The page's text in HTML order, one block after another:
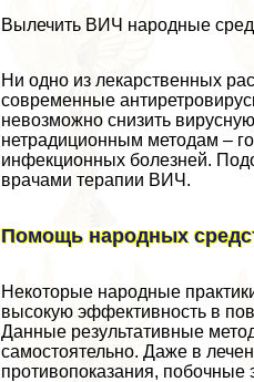
Вылечить ВИЧ народные
Ни одно из лекарственных
современные
невозможно снизить
нетрадиционным методам –
инфекционных болезней.
врачами терапии ВИЧ.
Помощь народных
Некоторые народные
высокую эффективность в
Данные результативные
самостоятельно. Даже в
противопоказания,